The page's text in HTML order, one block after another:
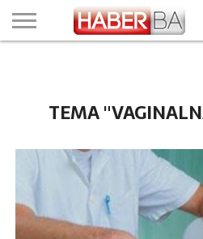
TEMA